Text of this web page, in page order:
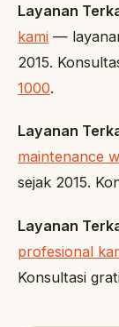
Layanan
kami —
2015.
1000.
Layanan
maintenance
sejak 2015.
Layanan
profesional
Konsultasi